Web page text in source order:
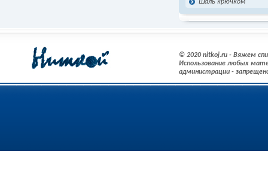
Шаль крючком
© 2020 nitkoj.ru - Вяжем
Использование любых
администрации -